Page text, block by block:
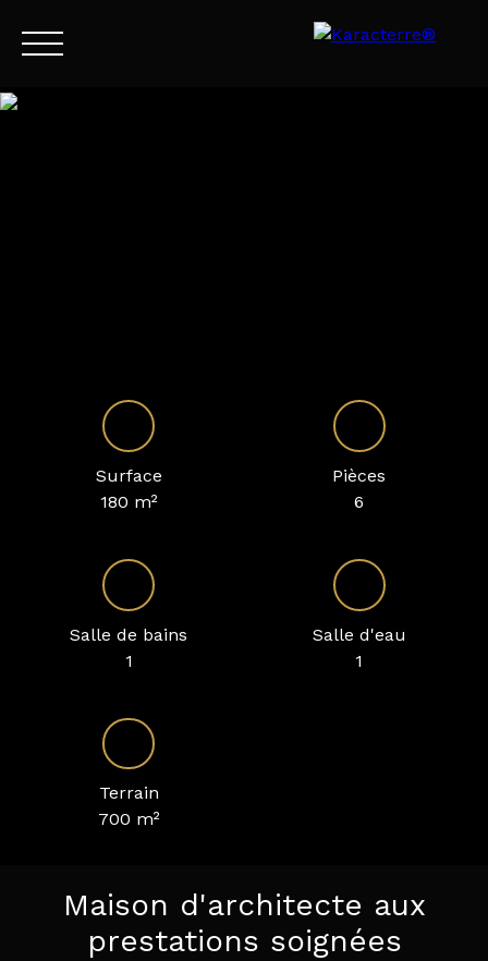
Surface
180 m²
Pièces
6
Salle de bains
1
Salle d'eau
1
Terrain
700 m²
Maison d'architecte aux
prestations soignées